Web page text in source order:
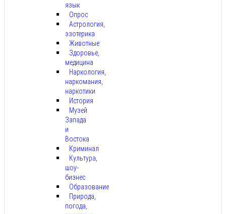
язык
Опрос
Астрология,
эзотерика
Животные
Здоровье,
медицина
Наркология,
наркомания,
наркотики
История
Музей
Запада
и
Востока
Криминал
Культура,
шоу-
бизнес
Образование
Природа,
погода,